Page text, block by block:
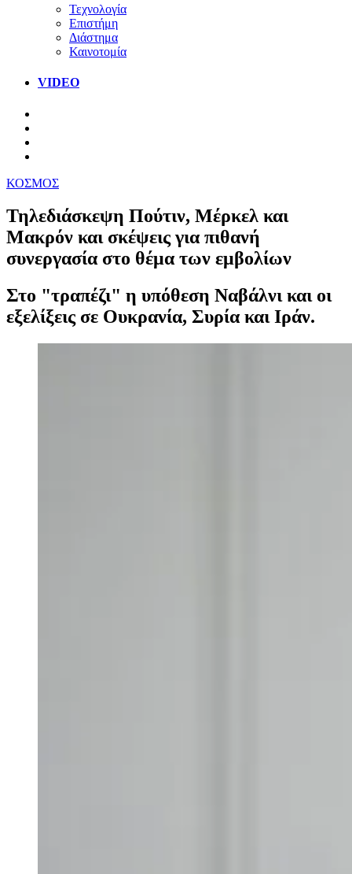
Τεχνολογία
Επιστήμη
Διάστημα
Καινοτομία
VIDEO
ΚΟΣΜΟΣ
Τηλεδιάσκεψη Πούτιν, Μέρκελ και
Μακρόν και σκέψεις για πιθανή
συνεργασία στο θέμα των εμβολίων
Στο "τραπέζι" η υπόθεση Ναβάλνι και οι
εξελίξεις σε Ουκρανία, Συρία και Ιράν.